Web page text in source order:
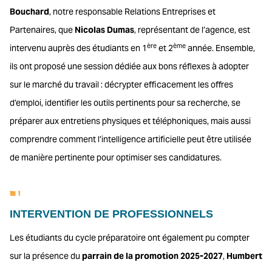
Bouchard, notre responsable Relations Entreprises et
Partenaires, que Nicolas Dumas, représentant de l’agence, est
intervenu auprès des étudiants en 1ère et 2ème année. Ensemble,
ils ont proposé une session dédiée aux bons réflexes à adopter
sur le marché du travail : décrypter efficacement les offres
d’emploi, identifier les outils pertinents pour sa recherche, se
préparer aux entretiens physiques et téléphoniques, mais aussi
comprendre comment l’intelligence artificielle peut être utilisée
de manière pertinente pour optimiser ses candidatures.
INTERVENTION DE PROFESSIONNELS
Les étudiants du cycle préparatoire ont également pu compter
sur la présence du parrain de la promotion 2025-2027, Humbert